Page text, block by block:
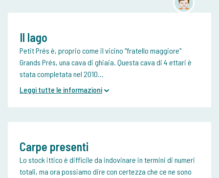
Il lago
Petit Prés è, proprio come il vicino "fratello maggiore"
Grands Prés, una cava di ghiaia. Questa cava di 4 ettari è
stata completata nel 2010...
Leggi tutte le informazioni
Carpe presenti
Lo stock ittico è difficile da indovinare in termini di numeri
totali, ma ora possiamo dire con certezza che ce ne sono